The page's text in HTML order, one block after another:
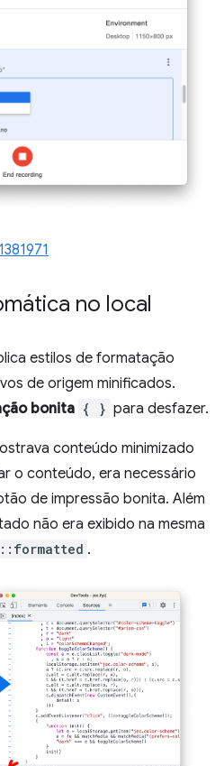
1381971
no local
estilos de formatação
de origem minificados.
bonita { } para desfazer.
conteúdo minimizado
o conteúdo, era necessário
de impressão bonita. Além
não era exibido na mesma
::formatted .